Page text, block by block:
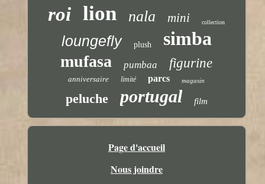
roi lion nala mini collection
loungefly plush simba
mufasa pumbaa figurine
anniversaire limité parcs magasin
peluche portugal film
Page d'accueil
Nous joindre